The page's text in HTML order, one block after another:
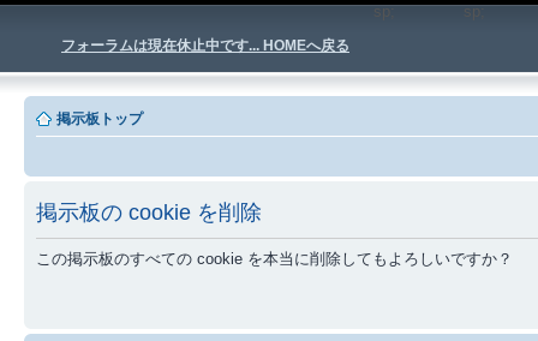
フォーラムは現在休止中です... HOMEへ戻る
sp;
掲示板トップ
掲示板の cookie を削除
この掲示板のすべての cookie を本当に削除してもよろしいですか？